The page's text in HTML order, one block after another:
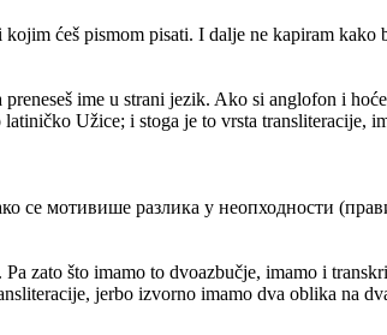
ćeš pismom pisati. I dalje ne kapiram
ime u strani jezik. Ako si anglofon i
Užice; i stoga je to vrsta transliteracije,
се мотивише разлика у неопходности
zato što imamo to dvoazbučje, imamo i
jerbo izvorno imamo dva oblika na